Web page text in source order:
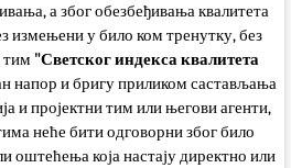
а због обезбеђивања квалитета
измењени у било ком тренутку, без
тим "Светског индекса квалитета
напор и бригу приликом састављања
и пројектни тим или његови агенти,
неће бити одговорни због било
оштећења која настају директно или